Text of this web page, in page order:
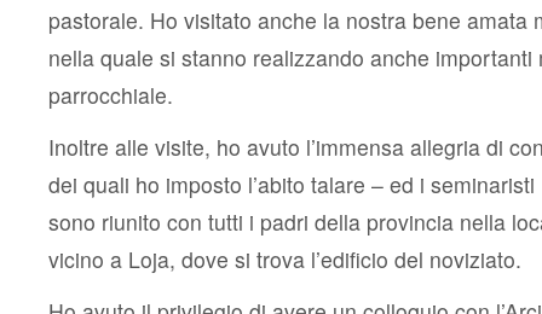
pastorale. Ho visitato anche la nostra bene amata
nella quale si stanno realizzando anche
parrocchiale.
Inoltre alle visite, ho avuto l’immensa allegria di
dei quali ho imposto l’abito talare – ed i
sono riunito con tutti i padri della provincia nella
vicino a Loja, dove si trova l’edificio del noviziato.